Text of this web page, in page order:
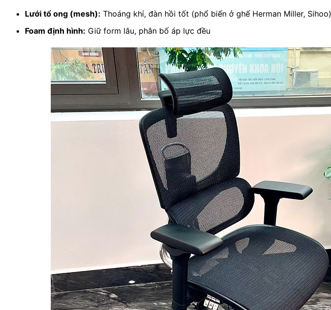
Lưới tổ ong (mesh): Thoáng khí, đàn hồi tốt (phổ biến ở ghế Herman Miller, Sihoo)
Foam định hình: Giữ form lâu, phân bố áp lực đều